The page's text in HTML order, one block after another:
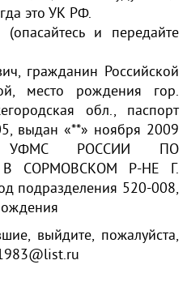
это УК РФ.
и передайте
гражданин Российской
место рождения гор.
обл., паспорт
выдан «**» ноября 2009
УФМС РОССИИ ПО
СОРМОВСКОМ Р-НЕ Г.
подразделения 520-008,
выйдите, пожалуйста,